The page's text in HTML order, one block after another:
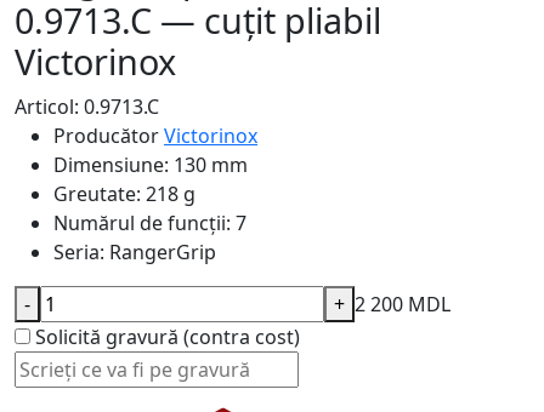
0.9713.C — cuțit pliabil
Victorinox
Articol: 0.9713.C
ProducătorVictorinox
Dimensiune: 130 mm
Greutate: 218 g
Numărul de funcții: 7
Seria: RangerGrip
2 200 MDL
Solicită gravură (contra cost)
- +